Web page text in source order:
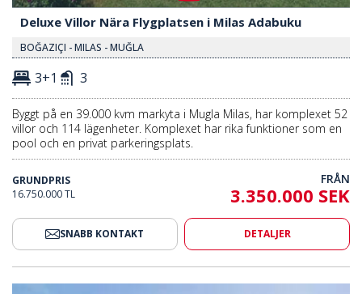
Deluxe Villor Nära Flygplatsen i Milas Adabuku
BOĞAZIÇI - MILAS - MUĞLA
3+1 3
Byggt på en 39.000 kvm markyta i Mugla Milas, har komplexet 52
villor och 114 lägenheter. Komplexet har rika funktioner som en
pool och en privat parkeringsplats.
GRUNDPRIS
16.750.000 TL
FRÅN
3.350.000 SEK
SNABB KONTAKT DETALJER